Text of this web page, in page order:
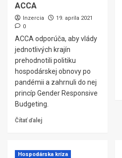
ACCA
Inzercia
19. apríla 2021
0
ACCA odporúča, aby vlády
jednotlivých krajín
prehodnotili politiku
hospodárskej obnovy po
pandémii a zahrnuli do nej
princíp Gender Responsive
Budgeting.
Čítať ďalej
Hospodárska kríza